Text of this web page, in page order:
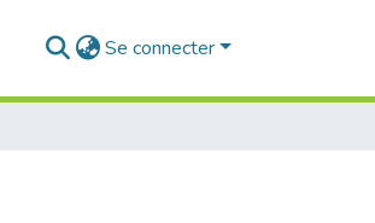
Se connecter